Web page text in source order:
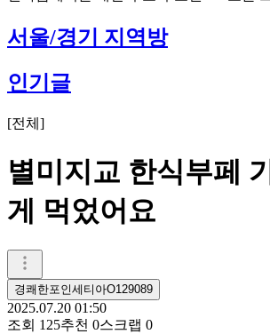
서울/경기 지역방
인기글
[전체 ]
별미지교 한식부페
게 먹었어요
경쾌한포인세티아O129089
2025.07.20 01:50
조회 125추천 0스크랩 0